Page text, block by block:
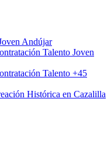
Andújar
Talento Joven
Talento +45
Histórica en Cazalilla